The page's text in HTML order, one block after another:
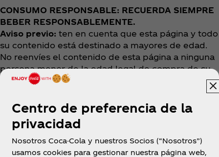
CONSUMO RESPONSABLE: RECUERDA SIEMPRE
BEBER RESPONSABLEMENTE.
Aviso previo: ten en cuenta que esta página y todo
su contenido está destinado a mayores de edad.
No reenvíes el contenido de esta página a ninguna
persona menor de la edad legal de compra de su
país.
Centro de preferencia de la
privacidad
Nosotros Coca-Cola y nuestros Socios (“Nosotros”)
usamos cookies para gestionar nuestra página web,